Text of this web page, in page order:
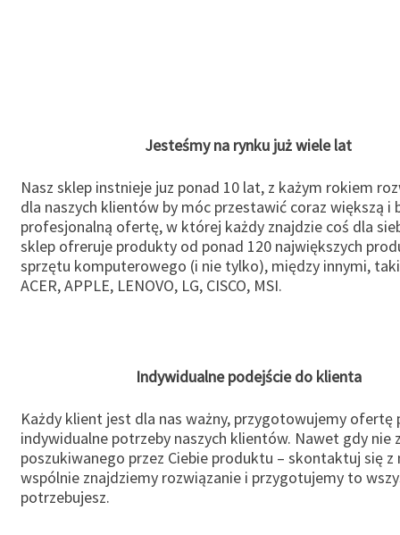
Jesteśmy na rynku już wiele lat
Nasz sklep instnieje juz ponad 10 lat, z każym rokiem
dla naszych klientów by móc przestawić coraz większą i
profesjonalną ofertę, w której każdy znajdzie coś dla
sklep ofreruje produkty od ponad 120 największych
sprzętu komputerowego (i nie tylko), między innymi,
ACER, APPLE, LENOVO, LG, CISCO, MSI.
Indywidualne podejście do klienta
Każdy klient jest dla nas ważny, przygotowujemy ofertę
indywidualne potrzeby naszych klientów. Nawet gdy nie
poszukiwanego przez Ciebie produktu – skontaktuj się z
wspólnie znajdziemy rozwiązanie i przygotujemy to
potrzebujesz.